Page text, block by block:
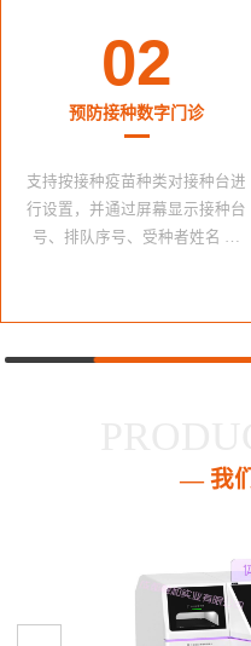
02
预防接种数字门诊
支持按接种疫苗种类对接种台进
行设置，并通过屏幕显示接种台
号、排队序号、受种者姓名 …
— 我